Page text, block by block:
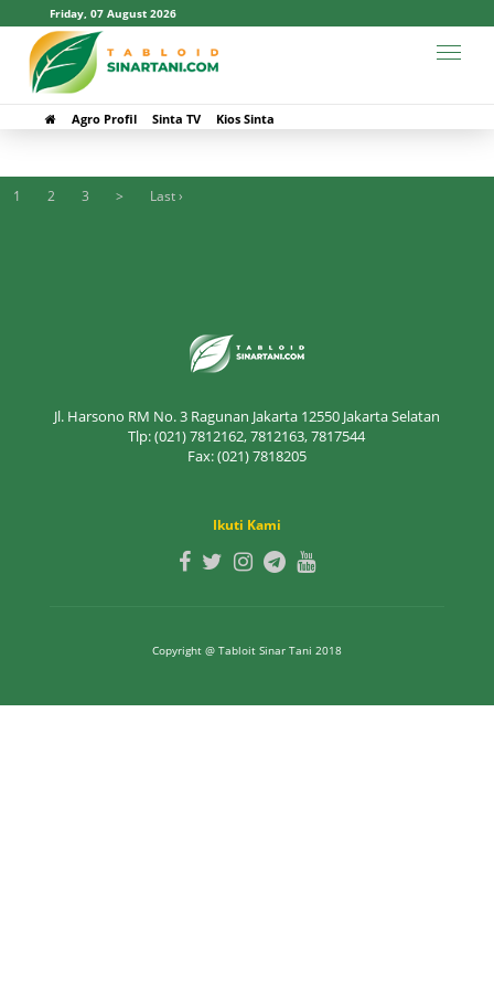
Friday, 07 August 2026
Agro Profil Sinta TV Kios Sinta
# Sindreng Rappang
1 2 3 > Last ›
Jl. Harsono RM No. 3 Ragunan Jakarta 12550 Jakarta Selatan
Tlp: (021) 7812162, 7812163, 7817544
Fax: (021) 7818205
Ikuti Kami
Copyright @ Tabloit Sinar Tani 2018